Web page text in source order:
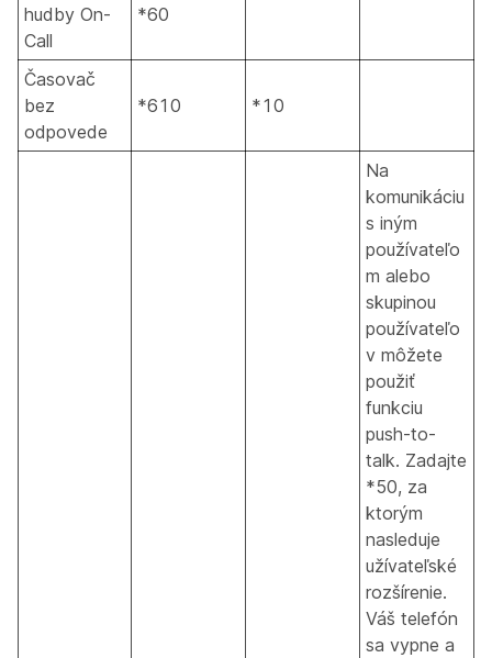
hudby On-
Call
*60
Časovač
bez
odpovede
*610 *10
Na
komunikáciu
s iným
používateľo
m alebo
skupinou
používateľo
v môžete
použiť
funkciu
push-to-
talk. Zadajte
*50, za
ktorým
nasleduje
užívateľské
rozšírenie.
Váš telefón
sa vypne a